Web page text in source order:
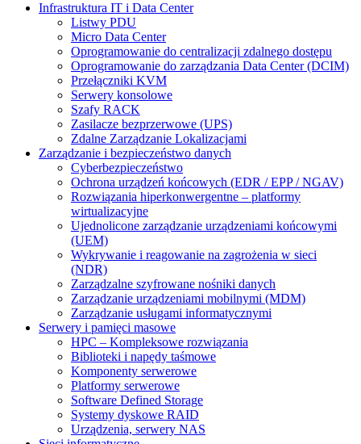
Infrastruktura IT i Data Center
Listwy PDU
Micro Data Center
Oprogramowanie do centralizacji zdalnego dostępu
Oprogramowanie do zarządzania Data Center (DCIM)
Przełączniki KVM
Serwery konsolowe
Szafy RACK
Zasilacze bezprzerwowe (UPS)
Zdalne Zarządzanie Lokalizacjami
Zarządzanie i bezpieczeństwo danych
Cyberbezpieczeństwo
Ochrona urządzeń końcowych (EDR / EPP / NGAV)
Rozwiązania hiperkonwergentne – platformy
wirtualizacyjne
Ujednolicone zarządzanie urządzeniami końcowymi
(UEM)
Wykrywanie i reagowanie na zagrożenia w sieci
(NDR)
Zarządzalne szyfrowane nośniki danych
Zarządzanie urządzeniami mobilnymi (MDM)
Zarządzanie usługami informatycznymi
Serwery i pamięci masowe
HPC – Kompleksowe rozwiązania
Biblioteki i napędy taśmowe
Komponenty serwerowe
Platformy serwerowe
Software Defined Storage
Systemy dyskowe RAID
Urządzenia, serwery NAS